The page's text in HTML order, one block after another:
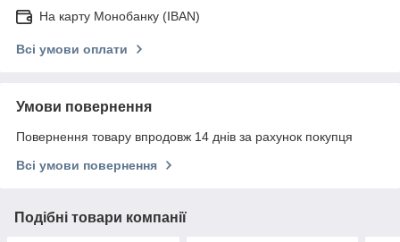
На карту Монобанку (IBAN)
Всі умови оплати
Умови повернення
Повернення товару впродовж 14 днів за рахунок покупця
Всі умови повернення
Подібні товари компанії